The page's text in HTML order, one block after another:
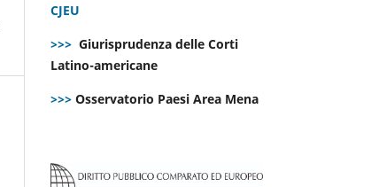
CJEU
>>> Giurisprudenza delle Corti
Latino-americane
>>> Osservatorio Paesi Area Mena